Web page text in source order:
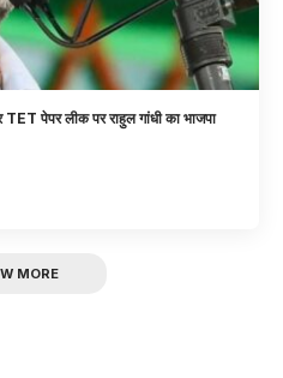
TET पेपर लीक पर राहुल गांधी का भाजपा
MORE